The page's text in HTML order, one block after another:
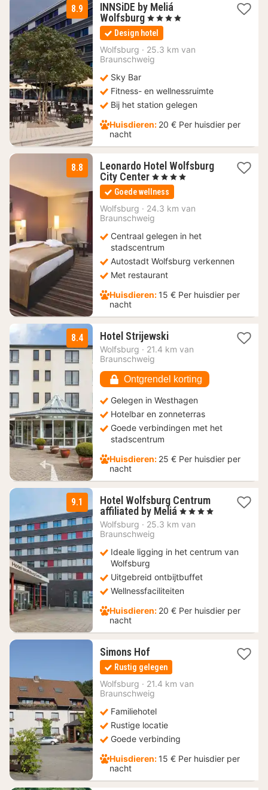
8.9
INNSiDE by Meliá
Wolfsburg 3
nachten
vanaf
100
€
, 4 Sterren
Design hotel
Wolfsburg · 25.3 km van
Braunschweig
Sky Bar
Fitness- en wellnessruimte
Bij het station gelegen
Huisdieren: 20 € Per huisdier per
nacht
8.8
Leonardo Hotel Wolfsburg
City Center 1
nacht
vanaf
84
€
, 4 Sterren
Goede wellness
Wolfsburg · 24.3 km van
Braunschweig
Centraal gelegen in het
stadscentrum
Autostadt Wolfsburg verkennen
Met restaurant
Huisdieren: 15 € Per huisdier per
nacht
8.4 Hotel Strijewski1
nacht
€
Wolfsburg · 21.4 km van
Braunschweig
Ontgrendel korting
Gelegen in Westhagen
Hotelbar en zonneterras
Goede verbindingen met het
stadscentrum
Huisdieren: 25 € Per huisdier per
nacht
9.1
Hotel Wolfsburg Centrum
affiliated by Meliá 3
nachten
€
, 4 Sterren
Wolfsburg · 25.3 km van
Braunschweig
Ideale ligging in het centrum van
Wolfsburg
Uitgebreid ontbijtbuffet
Wellnessfaciliteiten
Huisdieren: 20 € Per huisdier per
nacht
Simons Hof1
nacht
vanaf
149
€
Rustig gelegen
Wolfsburg · 21.4 km van
Braunschweig
Familiehotel
Rustige locatie
Goede verbinding
Huisdieren: 15 € Per huisdier per
nacht